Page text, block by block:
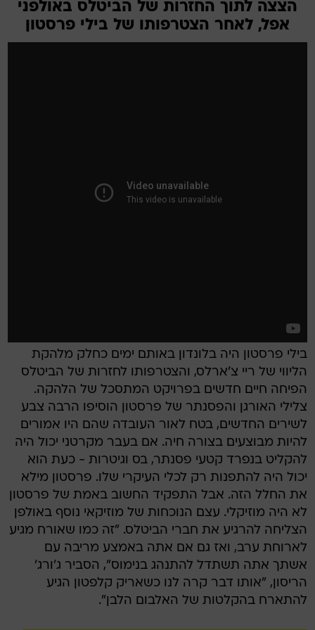
הצצה לתוך החזרות של הביטלס באולפני
אפל, לאחר הצטרפותו של בילי פרסטון
בילי פרסטון היה בלונדון באותם ימים כחלק מלהקת
הליווי של ריי צ'ארלס, והצטרפותו לחזרות של הביטלס
הפיחה חיים חדשים בפרויקט המתסכל של הלהקה.
צלילי האורגן והפסנתר של פרסטון הוסיפו הרבה צבע
לשירים החדשים, בטח לאור העובדה שהם היו אמורים
להיות מבוצעים בצורה חיה. אם בעבר מקרטני יכול היה
להקליט בנפרד קטעי פסנתר, בס וגיטרות - כעת הוא
יכול היה להתפנות רק לכלי העיקרי שלו. פרסטון מילא
את החלל הזה. אבל התפקיד החשוב באמת של פרסטון
לא היה מוזיקלי. עצם הנוכחות של מוזיקאי נוסף באולפן
הצליחה להרגיע את חברי הביטלס. "זה כמו שאורח מגיע
לארוחת ערב, ואז גם אם אתה באמצע מריבה עם
אשתך אתה תשתדל להתנהג בנימוס", הסביר ג'ורג'
הריסון, "אותו דבר קרה לנו כשאריק קלפטון הגיע
להתארח בהקלטות של האלבום הלבן".